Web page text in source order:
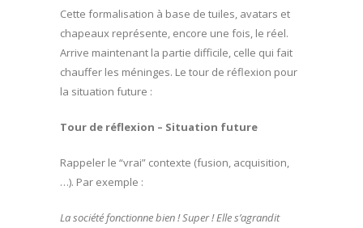
Cette formalisation à base de tuiles, avatars et
chapeaux représente, encore une fois, le réel.
Arrive maintenant la partie difficile, celle qui fait
chauffer les méninges. Le tour de réflexion pour
la situation future :
Tour de réflexion – Situation future
Rappeler le “vrai” contexte (fusion, acquisition,
…). Par exemple :
La société fonctionne bien ! Super ! Elle s’agrandit